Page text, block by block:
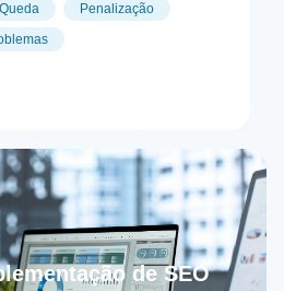
Queda
Penalização
de SEO